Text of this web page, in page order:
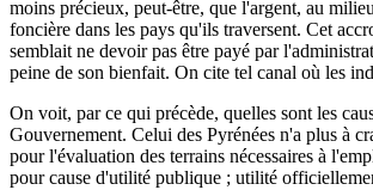
moins précieux, peut-être, que l'argent, au
foncière dans les pays qu'ils traversent. Cet
semblait ne devoir pas être payé par
peine de son bienfait. On cite tel canal où les
On voit, par ce qui précède, quelles sont les
Gouvernement. Celui des Pyrénées n'a plus à
pour l'évaluation des terrains nécessaires à
pour cause d'utilité publique ; utilité